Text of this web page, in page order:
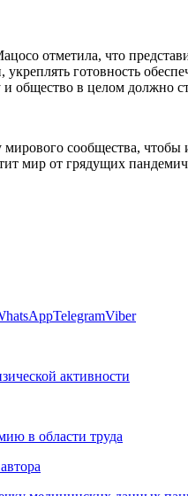
отметила, что
готовность
общество в целом должно
сообщества, чтобы
мир от грядущих
TelegramViber
активности
в области труда